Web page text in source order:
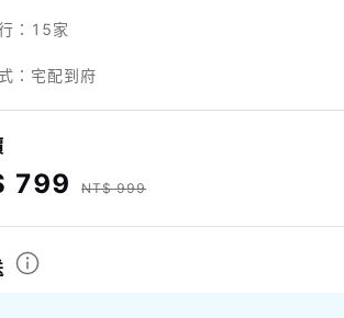
： 15家
：宅配到府
799 NT$ 999